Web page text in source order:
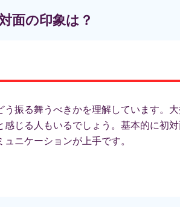
面の印象は？
振る舞うべきかを理解しています。大
じる人もいるでしょう。基本的に初
ニケーションが上手です。